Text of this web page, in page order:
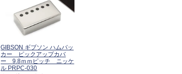
GIBSON ギブソン ハムバッ
カー ピックアップカバ
ー 9.8ｍｍピッチ ニッケ
ル PRPC-030